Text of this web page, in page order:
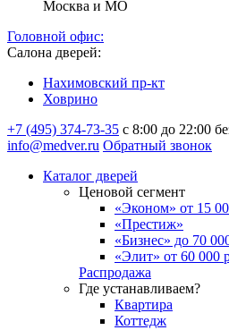
Москва и МО
Головной офис:
Салона дверей:
Нахимовский пр-кт
Ховрино
+7 (495) 374-73-35 с 8:00 до 22:00
info@medver.ru Обратный звонок
Каталог дверей
Ценовой сегмент
«Эконом» от 15
«Престиж»
«Бизнес» до 70
«Элит» от 60 000
Распродажа
Где устанавливаем?
Квартира
Коттедж